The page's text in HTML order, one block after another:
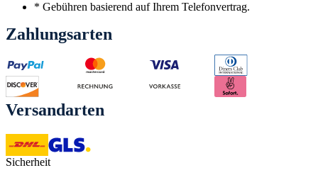
* Gebühren basierend auf Ihrem Telefonvertrag.
Zahlungsarten
Versandarten
Sicherheit